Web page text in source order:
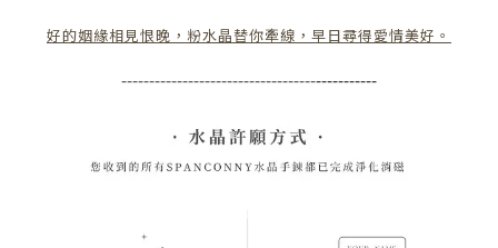
好的姻緣相見恨晚，粉水晶替你牽線，早日尋得愛情美好。
----------------------------------------------